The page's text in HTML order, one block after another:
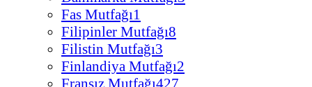
Fas Mutfağı1
Filipinler Mutfağı8
Filistin Mutfağı3
Finlandiya Mutfağı2
Fransız Mutfağı427